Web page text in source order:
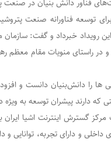
فناور دانش بنیان در
در این رویداد خبرداد و گفت:
در راستای منویات مقام معظم
ها را دانش‌بنیان دانست و
که دارند پیشران توسعه به
مرکز گسترش اینترنت اشیا ایران
و دارای تجربه، توانایی و